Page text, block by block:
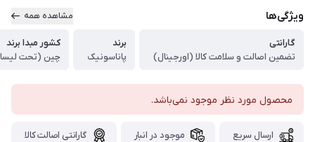
ویژگی‌ها مشاهده همه
گارانتی
تضمین اصالت و سلامت کالا (اورجینال)
برند
پاناسونیک
کشور مبدا برند
چین (تحت
محصول مورد نظر موجود نمی‌باشد.
ارسال سریع موجود در انبار گارانتی اصالت کالا